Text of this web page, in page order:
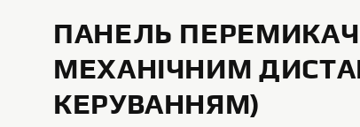
ПАНЕЛЬ
МЕХАНІЧНИМ
КЕРУВАННЯМ)